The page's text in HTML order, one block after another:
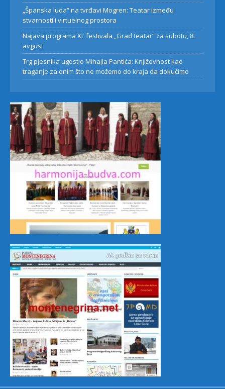
„Španska luda“ na tvrđavi Mogren: Teatar između
stvarnosti i virtuelnog prostora
Najava programa XL festivala „Grad teatar“ za subotu, 8.
avgust
Trg pjesnika ugostio Mihajla Pantića: Književnost kao
traganje za onim što ne možemo do kraja da dokučimo